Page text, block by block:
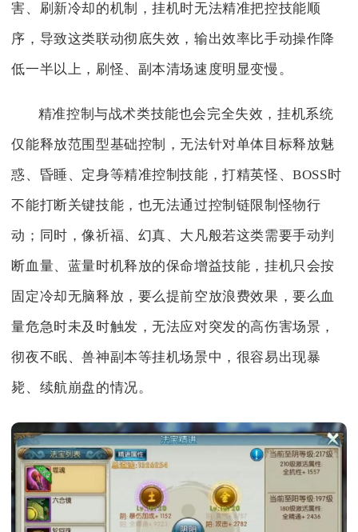
害、刷新冷却的机制，挂机时无法精准把控技能顺
序，导致这类联动彻底失效，输出效率比手动操作降
低一半以上，刷怪、副本清场速度明显变慢。
精准控制与战术类技能也会完全失效，挂机系统
仅能释放范围型基础控制，无法针对单体目标释放魅
惑、昏睡、定身等精准控制技能，打精英怪、BOSS时
不能打断关键技能，也无法通过控制链限制怪物行
动；同时，像祈福、幻真、大凡般若这类需要手动判
断血量、蓝量时机释放的保命增益技能，挂机只会按
固定冷却无脑释放，要么提前空放浪费效果，要么血
量危急时未及时触发，无法应对突发的高伤害场景，
彻夜不眠、兽神副本等挂机场景中，很容易出现暴
毙、续航崩盘的情况。